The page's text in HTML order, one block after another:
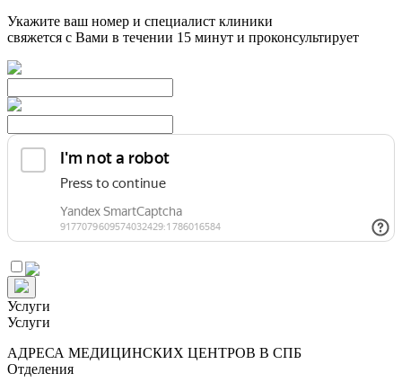
Укажите ваш номер и специалист клиники
свяжется с Вами в течении 15 минут и проконсультирует
Услуги
Услуги
АДРЕСА МЕДИЦИНСКИХ ЦЕНТРОВ В СПБ
Отделения